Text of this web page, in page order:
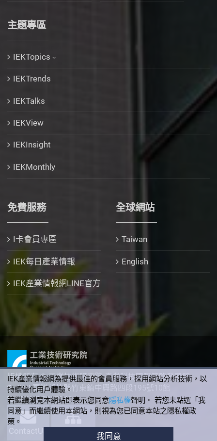
主題專區
IEKTopics
IEKTrends
IEKTalks
IEKView
IEKInsight
IEKMonthly
免費服務
I卡會員專區
IEK每日產業情報
IEK產業情報網LINE官方
全球網站
Taiwan
English
版權所有 © 工業技術研究院 產業科技國際策略發展所
310 臺灣新竹縣竹東鎮中興路四段195號10館
+886-3-5912340
ContactUs
IEK產業情報網為提供最佳的會員服務，採用網站分析技術，以
持續優化用戶體驗。
若繼續瀏覽本網站即表示您同意隱私權聲明。 若您未點選「我
同意」而繼續使用本網站，則視為您已同意本站之隱私權政
策。
我同意